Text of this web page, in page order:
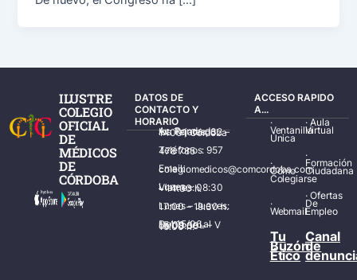
ILUSTRE
COLEGIO
OFICIAL
DE
MÉDICOS
DE
CÓRDOBA
DATOS DE
CONTACTO Y
HORARIO
Av. Ronda de los Tejares, 32 – 14001 Córdoba
Teléfonos: 957 478 785
Email: colegiomedicos@comcordoba.com
Lunes – Viernes: 08:30 – 14:30 h.
Lunes – Jueves: 17:00 – 19:30 h.
Del 15/06 al 15/09 de L – V de 08:00 – 15:00 h.
ACCESO RAPIDO
A...
·
Ventanilla
Única
·
Cómo
Colegiarse
·
Webmail
·Aula
Virtual
·
Formación
Ciudadana
·Ofertas
De
Empleo
Tu
Buzón
Ético
Canal
de